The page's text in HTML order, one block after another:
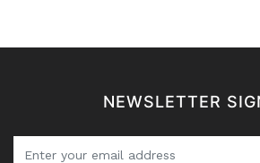
NEWSLETTER